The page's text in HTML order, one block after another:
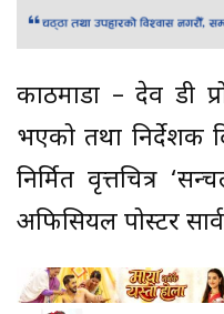
काठमाडौं – देव डी
भएको तथा निर्देशक
निर्मित वृत्तचित्र
अफिसियल पोस्टर